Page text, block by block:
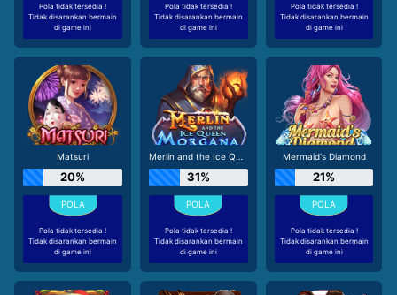
Pola tidak tersedia !
Tidak disarankan bermain
di game ini
Pola tidak tersedia !
Tidak disarankan bermain
di game ini
Pola tidak tersedia !
Tidak disarankan bermain
di game ini
Matsuri
20%
Pola tidak tersedia !
Tidak disarankan bermain
di game ini
Merlin and the Ice Queen Morgana
31%
Pola tidak tersedia !
Tidak disarankan bermain
di game ini
Mermaid's Diamond
21%
Pola tidak tersedia !
Tidak disarankan bermain
di game ini